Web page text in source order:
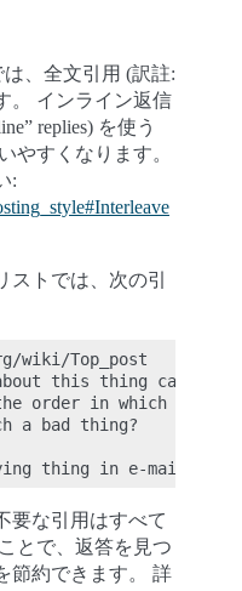
、全文引用 (訳註:
。 インライン返信
replies) を使う
やすくなります。
:
ストでは、次の引
wiki/Top_post
this thing called
order in which
a bad thing?
要な引用はすべて
とで、返答を見つ
節約できます。 詳